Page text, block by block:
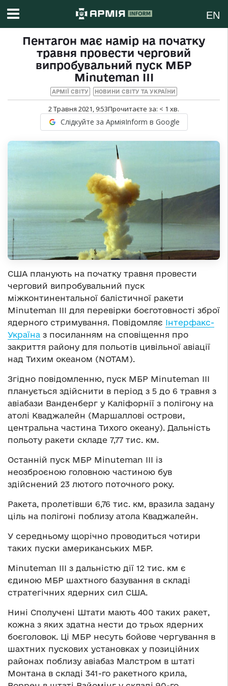
EN
Пентагон має намір на початку
травня провести черговий
випробувальний пуск МБР
Minuteman III
АРМІЇ СВІТУ НОВИНИ СВІТУ ТА УКРАЇНИ
2 Травня 2021, 9:53Прочитаєте за: < 1 хв.
Слідкуйте за АрміяInform в Google
США планують на початку травня провести
черговий випробувальний пуск
міжконтинентальної балістичної ракети
Minuteman III для перевірки боєготовності зброї
ядерного стримування. Повідомляє Інтерфакс-
Україна з посиланням на сповіщення про
закриття району для польотів цивільної авіації
над Тихим океаном (NOTAM).
Згідно повідомленню, пуск МБР Minuteman III
планується здійснити в період з 5 до 6 травня з
авіабази Ванденберг у Каліфорнії з полігону на
атолі Кваджалейн (Маршаллові острови,
центральна частина Тихого океану). Дальність
польоту ракети складе 7,77 тис. км.
Останній пуск МБР Minuteman III із
неозброєною головною частиною був
здійснений 23 лютого поточного року.
Ракета, пролетівши 6,76 тис. км, вразила задану
ціль на полігоні поблизу атола Кваджалейн.
У середньому щорічно проводиться чотири
таких пуски американських МБР.
Minuteman III з дальністю дії 12 тис. км є
єдиною МБР шахтного базування в складі
стратегічних ядерних сил США.
Нині Сполучені Штати мають 400 таких ракет,
кожна з яких здатна нести до трьох ядерних
боєголовок. Ці МБР несуть бойове чергування в
шахтних пускових установках у позиційних
районах поблизу авіабаз Малстром в штаті
Монтана в складі 341-го ракетного крила,